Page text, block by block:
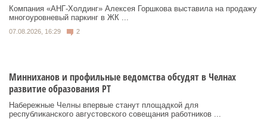
Компания «АНГ-Холдинг» Алексея Горшкова выставила на продажу
многоуровневый паркинг в ЖК ...
07.08.2026, 16:29 2
Минниханов и профильные ведомства обсудят в Челнах
развитие образования РТ
Набережные Челны впервые станут площадкой для
республиканского августовского совещания работников ...